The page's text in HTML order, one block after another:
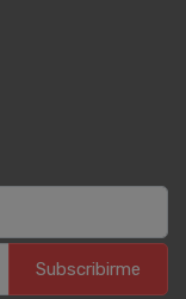
Subscribirme